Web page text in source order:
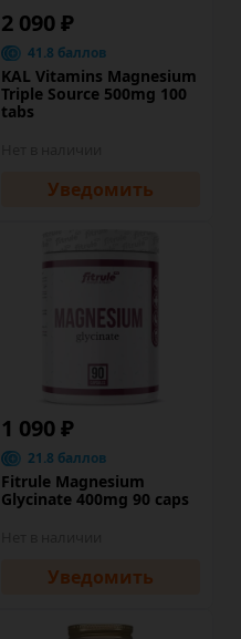
2 090 ₽
41.8 баллов
KAL Vitamins Magnesium
Triple Source 500mg 100
tabs
Уведомить
1 090 ₽
21.8 баллов
Fitrule Magnesium
Glycinate 400mg 90 caps
Уведомить